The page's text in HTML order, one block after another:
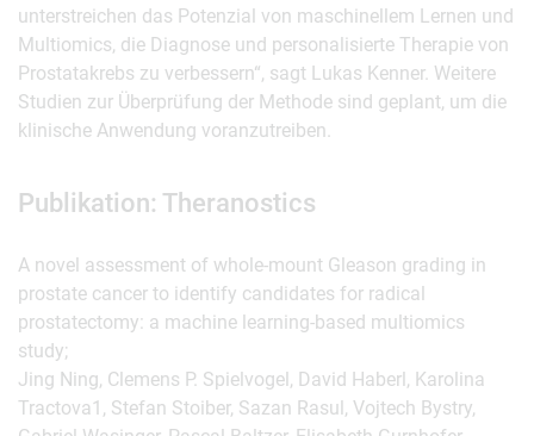
unterstreichen das Potenzial von maschinellem Lernen und
Multiomics, die Diagnose und personalisierte Therapie von
Prostatakrebs zu verbessern“, sagt Lukas Kenner. Weitere
Studien zur Überprüfung der Methode sind geplant, um die
klinische Anwendung voranzutreiben.
Publikation: Theranostics
A novel assessment of whole-mount Gleason grading in
prostate cancer to identify candidates for radical
prostatectomy: a machine learning-based multiomics
study;
Jing Ning, Clemens P. Spielvogel, David Haberl, Karolina
Tractova1, Stefan Stoiber, Sazan Rasul, Vojtech Bystry,